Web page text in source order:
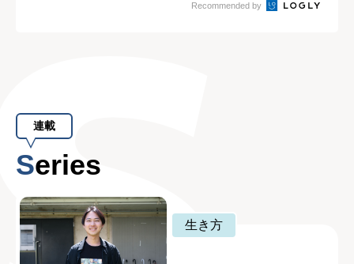
Recommended by
連載
Series
生き方